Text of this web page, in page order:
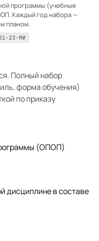
программы (учебные
Каждый год набора —
планом.
23-МИ
Полный набор
форма обучения)
по приказу
(ОПОП)
дисциплине в составе